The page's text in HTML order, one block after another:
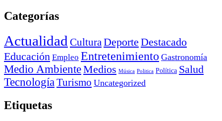
Categorías
Actualidad CulturaDeporte Destacado
Educación Empleo Entretenimiento Gastronomía
Medio AmbienteMedios Música Politica Política Salud
Tecnología Turismo Uncategorized
Etiquetas